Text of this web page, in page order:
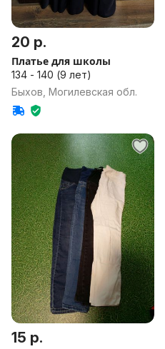
20 р.
Платье для школы
134 - 140 (9 лет)
Быхов, Могилевская обл.
15 р.